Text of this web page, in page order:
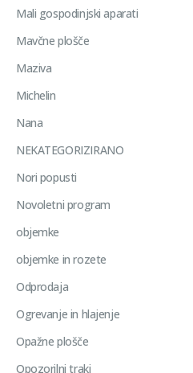
Mali gospodinjski aparati
Mavčne plošče
Maziva
Michelin
Nana
NEKATEGORIZIRANO
Nori popusti
Novoletni program
objemke
objemke in rozete
Odprodaja
Ogrevanje in hlajenje
Opažne plošče
Opozorilni traki